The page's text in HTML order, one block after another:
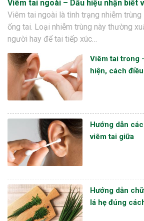
Viêm tai ngoài – Dấu hiệu nhận biết
Viêm tai ngoài là tình trạng nhiễm
ống tai. Loại nhiễm trùng này thường
người hay để tai tiếp xúc…
Viêm tai trong
hiện, cách
Hướng dẫn
viêm tai giữa
Hướng dẫn
lá hẹ đúng